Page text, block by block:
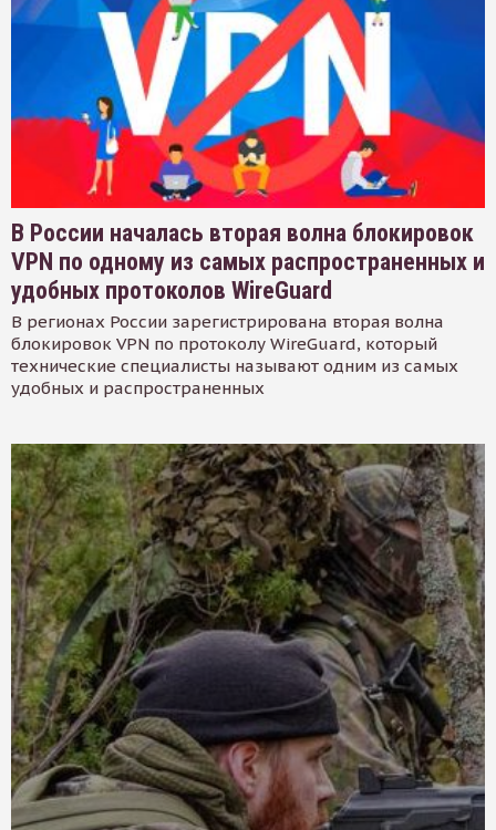
В России началась вторая волна блокировок
VPN по одному из самых распространенных и
удобных протоколов WireGuard
В регионах России зарегистрирована вторая волна
блокировок VPN по протоколу WireGuard, который
технические специалисты называют одним из самых
удобных и распространенных